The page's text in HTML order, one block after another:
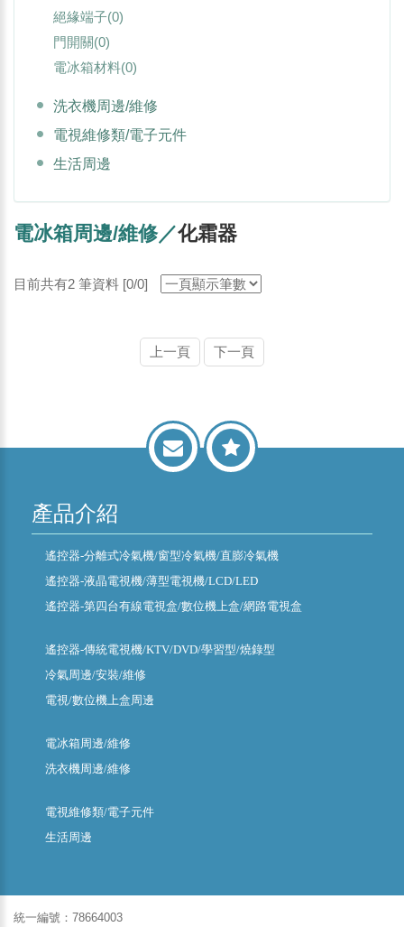
絕緣端子(0)
門開關(0)
電冰箱材料(0)
洗衣機周邊/維修
電視維修類/電子元件
生活周邊
電冰箱周邊/維修／化霜器
目前共有2 筆資料 [0/0]
上一頁 下一頁
產品介紹
遙控器-分離式冷氣機/窗型冷氣機/直膨冷氣機
遙控器-液晶電視機/薄型電視機/LCD/LED
遙控器-第四台有線電視盒/數位機上盒/網路電視盒
遙控器-傳統電視機/KTV/DVD/學習型/燒錄型
冷氣周邊/安裝/維修
電視/數位機上盒周邊
電冰箱周邊/維修
洗衣機周邊/維修
電視維修類/電子元件
生活周邊
統一編號：78664003